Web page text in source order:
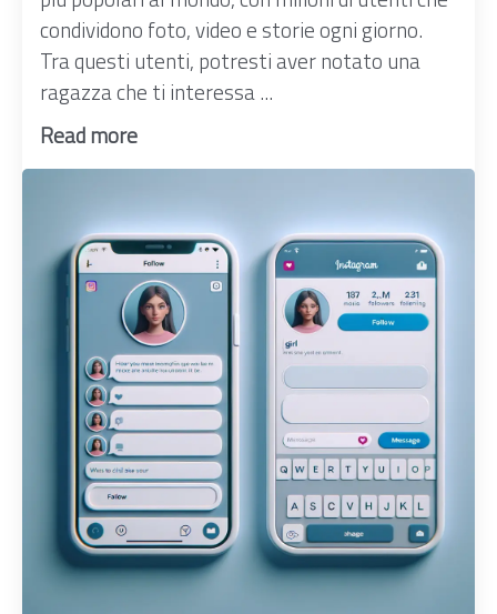
condividono foto, video e storie ogni giorno.
Tra questi utenti, potresti aver notato una
ragazza che ti interessa ...
Read more